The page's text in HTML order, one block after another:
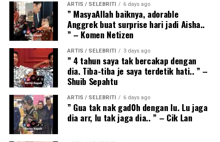
ARTIS / SELEBRITI 6 days ago
” MasyaAllah baiknya, adorable
Anggrek buat surprise hari jadi Aisha..
” – Komen Netizen
ARTIS / SELEBRITI 3 days ago
” 4 tahun saya tak bercakap dengan
dia. Tiba-tiba je saya terdetik hati.. ” –
Shuib Sepahtu
ARTIS / SELEBRITI 6 days ago
” Gua tak nak gad0h dengan lu. Lu jaga
dia arr, lu tak jaga dia.. ” – Cik Lan